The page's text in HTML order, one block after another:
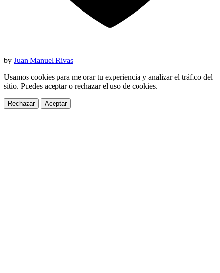
by Juan Manuel Rivas
Usamos cookies para mejorar tu experiencia y analizar el tráfico del
sitio. Puedes aceptar o rechazar el uso de cookies.
Rechazar Aceptar